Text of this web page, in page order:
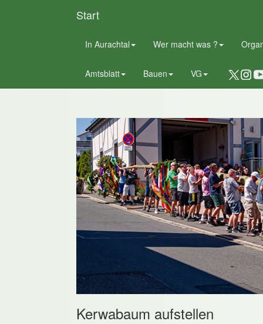
Start
In Aurachtal Wer macht was ?
Amtsblatt Bauen VG
Fotogalerien
Kerwabaum aufstellen